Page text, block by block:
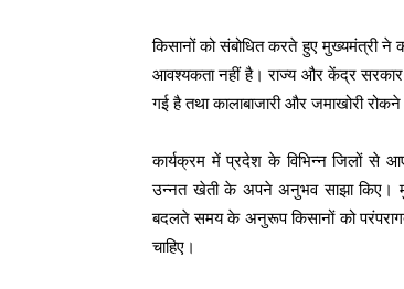
किसानों को संबोधित करते हुए मुख्यमंत्री ने
आवश्यकता नहीं है। राज्य और केंद्र सरकार
गई है तथा कालाबाजारी और जमाखोरी
कार्यक्रम में प्रदेश के विभिन्न जिलों से
उन्नत खेती के अपने अनुभव साझा किए।
बदलते समय के अनुरूप किसानों को
चाहिए।